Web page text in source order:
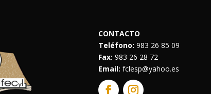
CONTACTO
Teléfono: 983 26 85 09
Fax: 983 26 28 72
Email: fclesp@yahoo.es